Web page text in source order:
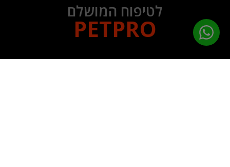
לטיפוח המושלם
PETPRO